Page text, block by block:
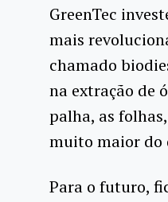
GreenTec
mais
chamado
na extração de
palha, as
muito maior do
Para o futuro,